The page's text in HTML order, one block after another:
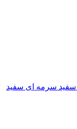
سفید سرمه ای سفید